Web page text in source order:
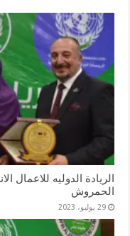
الريادة الدوليه للاعمال
الحمروش
29 يوليو، 2023